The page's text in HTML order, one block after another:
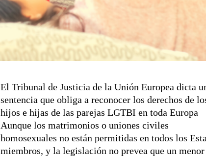
El Tribunal de Justicia de la Unión Europea dicta
sentencia que obliga a reconocer los derechos de
hijos e hijas de las parejas LGTBI en toda Europa
Aunque los matrimonios o uniones civiles
homosexuales no están permitidas en todos los
miembros, y la legislación no prevea que un menor